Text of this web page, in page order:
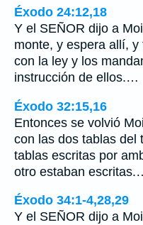
Éxodo 24:12,18
Y el SEÑOR dijo a
monte, y espera allí,
con la ley y los
instrucción de ellos.…
Éxodo 32:15,16
Entonces se volvió
con las dos tablas del
tablas escritas por
otro estaban
Éxodo 34:1-4,28,29
Y el SEÑOR dijo a